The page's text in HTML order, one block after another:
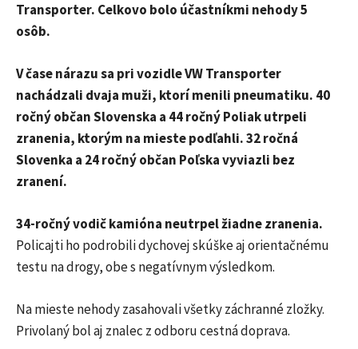
Transporter. Celkovo bolo účastníkmi nehody 5
osôb.
V čase nárazu sa pri vozidle VW Transporter
nachádzali dvaja muži, ktorí menili pneumatiku. 40
ročný občan Slovenska a 44 ročný Poliak utrpeli
zranenia, ktorým na mieste podľahli. 32 ročná
Slovenka a 24 ročný občan Poľska vyviazli bez
zranení.
34-ročný vodič kamióna neutrpel žiadne zranenia.
Policajti ho podrobili dychovej skúške aj orientačnému
testu na drogy, obe s negatívnym výsledkom.
Na mieste nehody zasahovali všetky záchranné zložky.
Privolaný bol aj znalec z odboru cestná doprava.